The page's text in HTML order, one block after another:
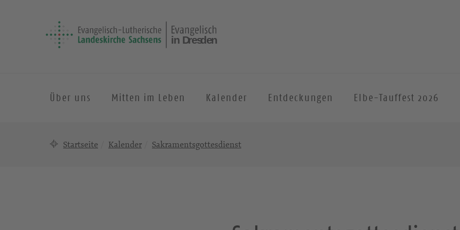
Über uns Mitten im Leben Kalender Entdeckungen Elbe-Tauffest 2026
Startseite Kalender Sakramentsgottesdienst